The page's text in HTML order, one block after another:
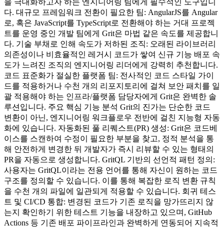
다. 대규모 프레임워크 전환이 필요한 팀: AngularJS를 Angular
로, 혹은 JavaScript를 TypeScript로 전환해야 하는 거대 프로젝
트를 운영 중인 개발 팀에게 Grit은 마법 같은 속도를 제공합니
다. 기술 부채로 인해 속도가 저하된 조직: 오래된 라이브러리
의존성이나 비효율적인 레거시 코드가 쌓여 신규 기능 배포 속
도가 느려진 조직의 엔지니어링 리더에게 강력히 추천합니다.
코드 표준화가 절실한 플랫폼 팀: 전사적인 코드 스타일 가이
드를 적용하거나 수천 개의 리포지토리에 걸쳐 보안 패치를 일
괄 적용해야 하는 인프라/플랫폼 담당자에게 Grit은 완벽한 솔
루션입니다. 주요 핵심 기능 분석 Grit의 진가는 단순한 코드
변환이 아닌, 엔지니어링 워크플로우 전반에 걸친 지능형 자동
화에 있습니다. 자동화된 풀 리퀘스트(PR) 생성: Grit은 코드베
이스를 스캔하여 수정이 필요한 부분을 찾고, 정적 분석을 통
해 안전하게 변경한 뒤 개발자가 즉시 리뷰할 수 있는 형태의
PR을 자동으로 생성합니다. GritQL 기반의 선언적 패턴 정의:
사용자는 GritQL이라는 전용 언어를 통해 자신이 원하는 코드
구조를 정의할 수 있습니다. 이를 통해 복잡한 로직 변환 규칙
을 수천 개의 파일에 일관되게 적용할 수 있습니다. 회귀 테스
트 및 CI/CD 통합: 변경된 코드가 기존 로직을 망가뜨리지 않
는지 확인하기 위한 테스트 기능을 내장하고 있으며, GitHub
Actions 등 기존 배포 파이프라인과 완벽하게 연동되어 지속적